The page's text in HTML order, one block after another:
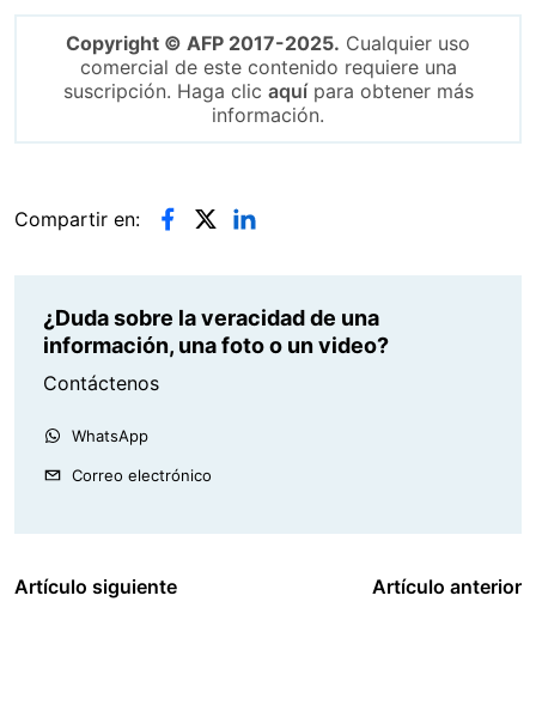
Copyright © AFP 2017-2025. Cualquier uso
comercial de este contenido requiere una
suscripción. Haga clic aquípara obtener más
información.
Compartir en:
¿Duda sobre la veracidad de una
información, una foto o un video?
Contáctenos
WhatsApp
Correo electrónico
Artículo siguiente Artículo anterior